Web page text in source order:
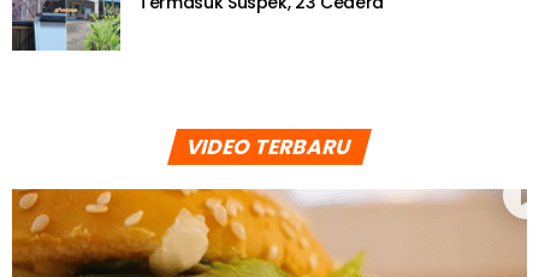
VIDEO TERBARU